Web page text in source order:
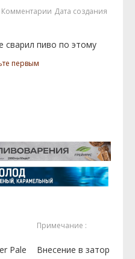
Комментарии Дата создания
сварил пиво по этому
первым
Примечание :
Pale
Внесение в затор